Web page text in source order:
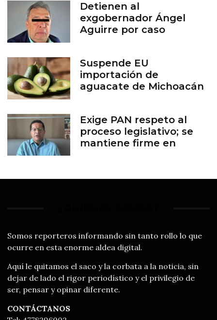
Detienen al
exgobernador Ángel
Aguirre por caso
Suspende EU
importación de
aguacate de Michoacán
Exige PAN respeto al
proceso legislativo; se
mantiene firme en
Somos reporteros informando sin tanto rollo lo que
ocurre en esta enorme aldea digital.
Aquí le quitamos el saco y la corbata a la noticia, sin
dejar de lado el rigor periodístico y el privilegio de
ser, pensar y opinar diferente.
CONTÁCTANOS